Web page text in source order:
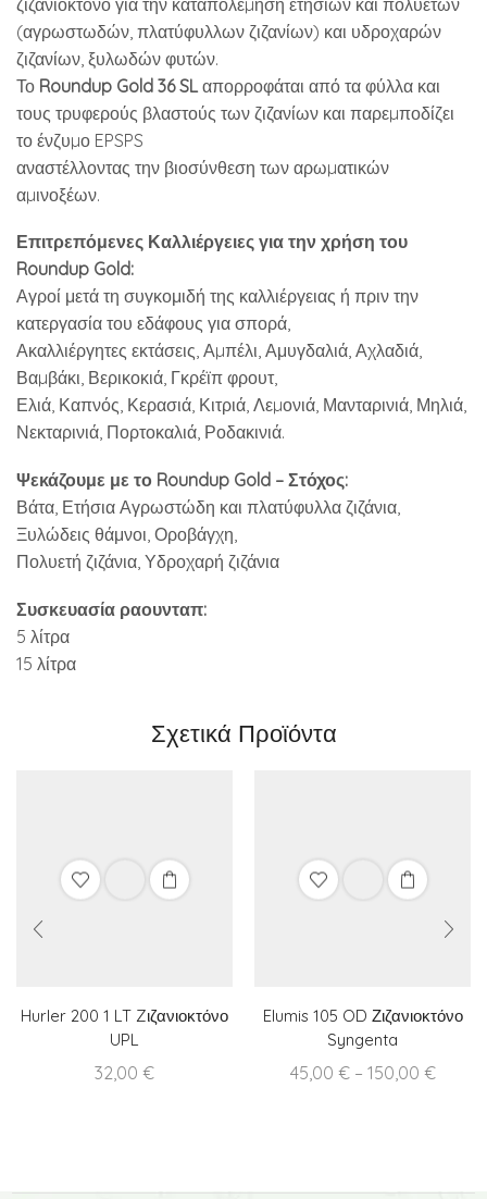
(αγρωστωδών, πλατύφυλλων ζιζανίων) και υδροχαρών
ζιζανίων, ξυλωδών φυτών.
Το Roundup Gold 36 SL απορροφάται από τα φύλλα και
τους τρυφερούς βλαστούς των ζιζανίων και παρεµποδίζει
το ένζυµο EPSPS
αναστέλλοντας την βιοσύνθεση των αρωµατικών
αµινοξέων.
Επιτρεπόμενες Καλλιέργειες για την χρήση του
Roundup Gold:
Αγροί μετά τη συγκομιδή της καλλιέργειας ή πριν την
κατεργασία του εδάφους για σπορά,
Ακαλλιέργητες εκτάσεις, Αµπέλι, Αμυγδαλιά, Αχλαδιά,
Βαµβάκι, Βερικοκιά, Γκρέϊπ φρουτ,
Ελιά, Καπνός, Κερασιά, Κιτριά, Λεµονιά, Μανταρινιά, Μηλιά,
Νεκταρινιά, Πορτοκαλιά, Ροδακινιά.
Ψεκάζουμε με το Roundup Gold – Στόχος:
Βάτα, Ετήσια Αγρωστώδη και πλατύφυλλα ζιζάνια,
Ξυλώδεις θάμνοι, Οροβάγχη,
Πολυετή ζιζάνια, Υδροχαρή ζιζάνια
Συσκευασία ραουνταπ:
5 λίτρα
15 λίτρα
Σχετικά Προϊόντα
Hurler 200 1 LT Zιζανιοκτόνο
UPL
32,00 €
Elumis 105 OD Ζιζανιοκτόνο
Syngenta
45,00 € – 150,00 €Price